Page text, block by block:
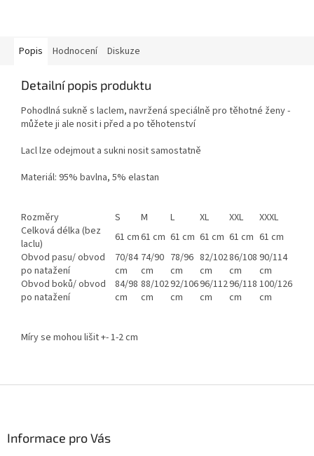
Popis Hodnocení Diskuze
Detailní popis produktu
Pohodlná sukně s laclem, navržená speciálně pro těhotné ženy -
můžete ji ale nosit i před a po těhotenství
Lacl lze odejmout a sukni nosit samostatně
Materiál: 95% bavlna, 5% elastan
Rozměry S M L XL XXL
XXXL
Celková délka (bez
laclu)
61 cm61 cm 61 cm 61 cm 61 cm 61 cm
Obvod pasu/ obvod
po natažení
70/84
cm
74/90
cm
78/96
cm
82/102
cm
86/108
cm
90/114
cm
Obvod boků/ obvod
po natažení
84/98
cm
88/102
cm
92/106
cm
96/112
cm
96/118
cm
100/126
cm
Míry se mohou lišit +- 1-2 cm
Informace pro Vás